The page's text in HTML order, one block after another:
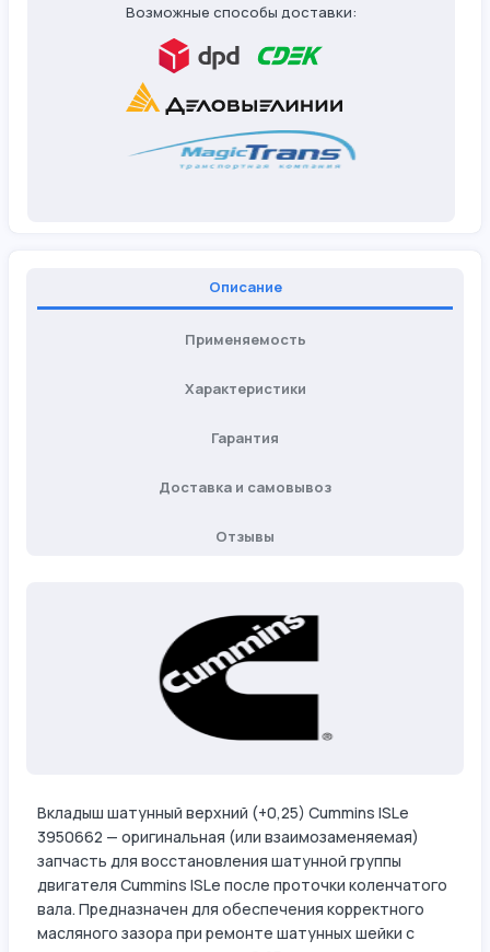
Возможные способы доставки:
Описание
Применяемость
Характеристики
Гарантия
Доставка и самовывоз
Отзывы
Вкладыш шатунный верхний (+0,25) Cummins ISLe
3950662 — оригинальная (или взаимозаменяемая)
запчасть для восстановления шатунной группы
двигателя Cummins ISLe после проточки коленчатого
вала. Предназначен для обеспечения корректного
масляного зазора при ремонте шатунных шейки с